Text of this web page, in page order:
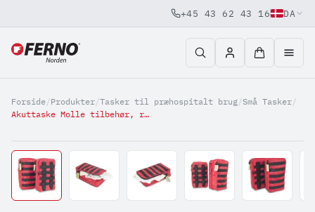
Jump to content
+45 43 62 43 16 DA
Forside/Produkter/Tasker til præhospitalt brug/Små Tasker/
Akuttaske Molle tilbehør, rød